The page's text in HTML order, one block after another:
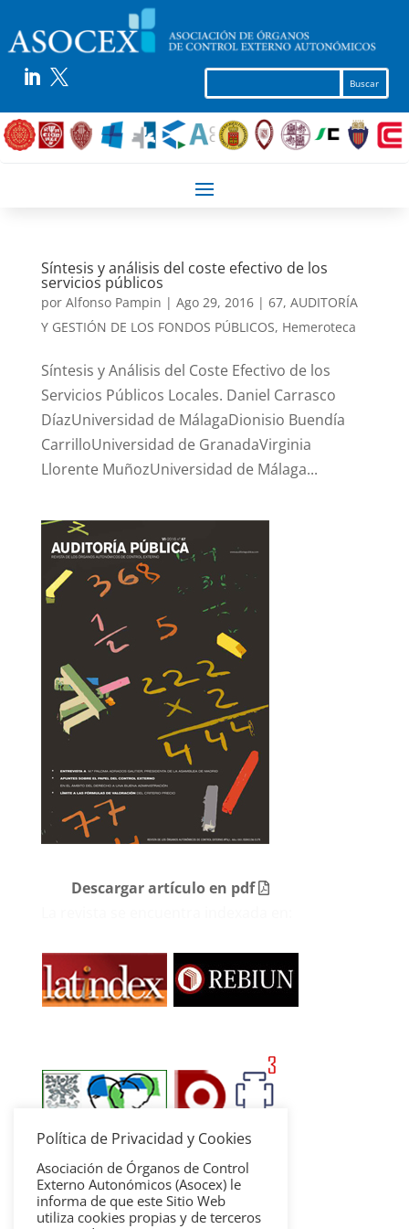
 
Síntesis y análisis del coste efectivo de los
servicios públicos
por Alfonso Pampin | Ago 29, 2016| 67, AUDITORÍA
Y GESTIÓN DE LOS FONDOS PÚBLICOS, Hemeroteca
Síntesis y Análisis del Coste Efectivo de los
Servicios Públicos Locales. Daniel Carrasco
DíazUniversidad de MálagaDionisio Buendía
CarrilloUniversidad de GranadaVirginia
Llorente MuñozUniversidad de Málaga...
Descargar artículo en pdf
Política de Privacidad y Cookies
Asociación de Órganos de Control
Externo Autonómicos (Asocex) le
informa de que este Sitio Web
utiliza cookies propias y de terceros